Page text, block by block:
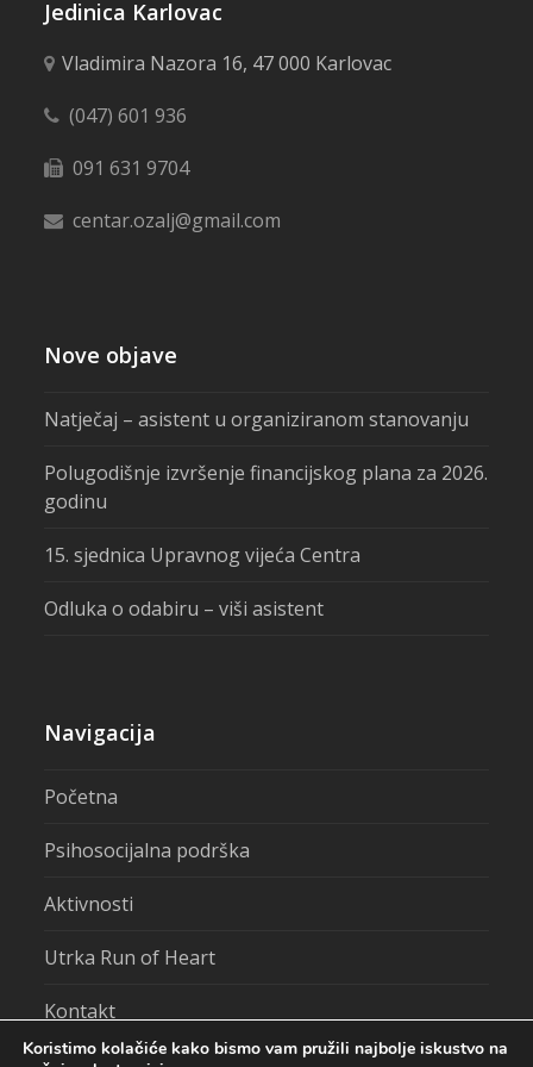
Jedinica Karlovac
Vladimira Nazora 16, 47 000 Karlovac
(047) 601 936
091 631 9704
centar.ozalj@gmail.com
Nove objave
Natječaj – asistent u organiziranom stanovanju
Polugodišnje izvršenje financijskog plana za 2026.
godinu
15. sjednica Upravnog vijeća Centra
Odluka o odabiru – viši asistent
Navigacija
Početna
Psihosocijalna podrška
Aktivnosti
Utrka Run of Heart
Kontakt
Koristimo kolačiće kako bismo vam pružili najbolje iskustvo na